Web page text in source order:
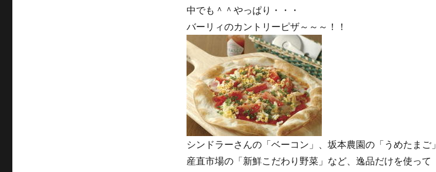
中でも＾＾やっぱり・・・
バーリィのカントリーピザ～～～！！
シンドラーさんの「ベーコン」、坂本農園の「うめたまご」
産直市場の「新鮮こだわり野菜」など、逸品だけを使って